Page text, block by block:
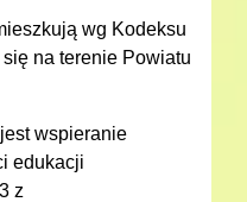
wg Kodeksu
na terenie Powiatu
wspieranie
edukacji
z